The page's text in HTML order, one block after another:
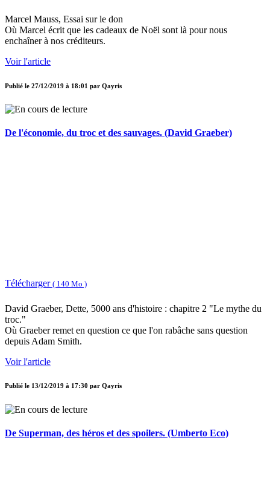
Marcel Mauss, Essai sur le don
Où Marcel écrit que les cadeaux de Noël sont là pour nous
enchaîner à nos créditeurs.
Voir l'article
Publié le 27/12/2019 à 18:01 par Qayris
De l'économie, du troc et des sauvages. (David Graeber)
Télécharger ( 140 Mo )
David Graeber, Dette, 5000 ans d'histoire : chapitre 2 "Le mythe du
troc."
Où Graeber remet en question ce que l'on rabâche sans question
depuis Adam Smith.
Voir l'article
Publié le 13/12/2019 à 17:30 par Qayris
De Superman, des héros et des spoilers. (Umberto Eco)